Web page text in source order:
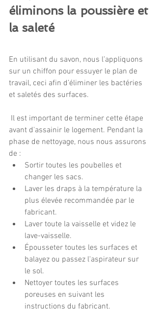
éliminons la poussière et
la saleté
En utilisant du savon, nous l’appliquons
sur un chiffon pour essuyer le plan de
travail, ceci afin d’éliminer les bactéries
et saletés des surfaces.
avant d'assainir le logement. Pendant la
phase de nettoyage, nous nous assurons
de :
Sortir toutes les poubelles et
changer les sacs.
Laver les draps à la température la
plus élevée recommandée par le
fabricant.
Laver toute la vaisselle et videz le
lave-vaisselle.
Épousseter toutes les surfaces et
balayez ou passez l'aspirateur sur
le sol.
Nettoyer toutes les surfaces
poreuses en suivant les
instructions du fabricant.